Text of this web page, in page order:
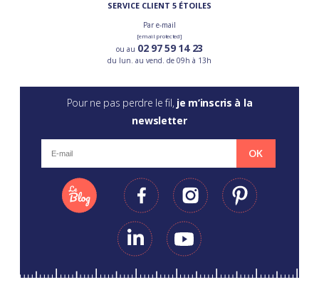
SERVICE CLIENT 5 ÉTOILES
Par e-mail
[email protected]
ou au 02 97 59 14 23
du lun. au vend. de 09h à 13h
Pour ne pas perdre le fil, je m’inscris à la
newsletter
OK